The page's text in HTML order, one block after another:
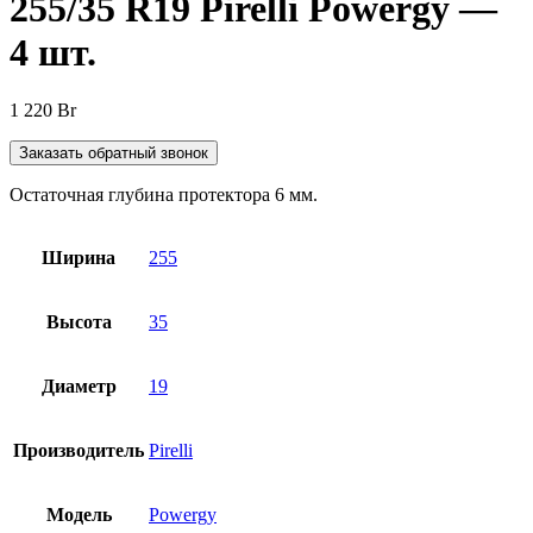
4 шт.
1 220 Br
Заказать обратный звонок
Остаточная глубина протектора 6 мм.
Ширина 255
Высота 35
Диаметр 19
Производитель Pirelli
Модель Powergy